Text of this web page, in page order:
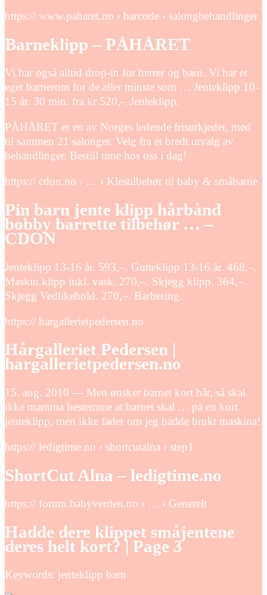
https:// www.paharet.no › barcode › salongbehandlinger
Barneklipp – PÅHÅRET
Vi har også alltid drop-in for herrer og barn. Vi har et
eget barnerom for de aller minste som … Jenteklipp 10-
15 år. 30 min. fra kr 520,-. Jenteklipp.
PÅHÅRET er en av Norges ledende frisørkjeder, med
til sammen 21 salonger. Velg fra et bredt utvalg av
behandlinger. Bestill time hos oss i dag!
https:// cdon.no › … › Klestilbehør til baby & småbarne
Pin barn jente klipp hårbånd
bobby barrette tilbehør … –
CDON
Jenteklipp 13-16 år. 593,–. Gutteklipp 13-16 år. 468,–.
Maskin klipp inkl. vask. 270,–. Skjegg klipp. 364,–.
Skjegg Vedlikehold. 270,–. Barbering.
https:// hargallerietpedersen.no
Hårgalleriet Pedersen |
hargallerietpedersen.no
15. aug. 2010 — Men ønsker barnet kort hår, så skal
ikke mamma bestemme at barnet skal … på en kort
jenteklipp, men ikke fader om jeg hadde brukt maskina!
https:// ledigtime.no › shortcutalna › step1
ShortCut Alna – ledigtime.no
https:// forum.babyverden.no › … › Generelt
Hadde dere klippet småjentene
deres helt kort? | Page 3
Keywords: jenteklipp barn